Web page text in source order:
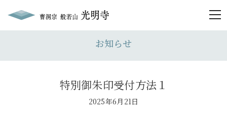
お知らせ
特別御朱印受付方法１
2025年6月21日